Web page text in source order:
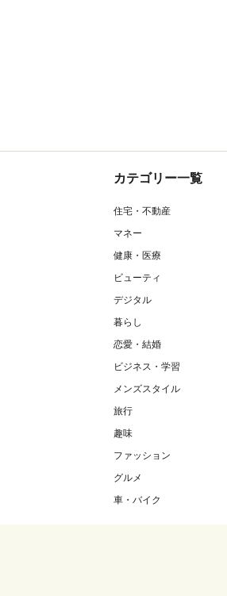
カテゴリー一覧
住宅・不動産
マネー
健康・医療
ビューティ
デジタル
暮らし
恋愛・結婚
ビジネス・学習
メンズスタイル
旅行
趣味
ファッション
グルメ
車・バイク